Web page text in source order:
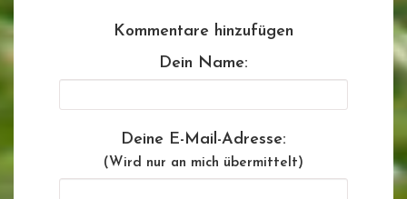
Kommentare hinzufügen
Dein Name:
Deine E-Mail-Adresse:
(Wird nur an mich übermittelt)